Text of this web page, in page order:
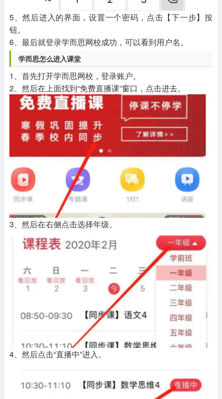
5、然后进入的界面，设置一个密码，点击【下一步】按
钮。
6、最后就登录学而思网校成功，可以看到用户名。
学而思怎么进入课堂
1、首先打开学而思网校，登录账户。
2、然后在上面找到“免费直播课”窗口，点击进去。
3、然后在右侧点击选择年级。
4、然后点击“直播中”进入。